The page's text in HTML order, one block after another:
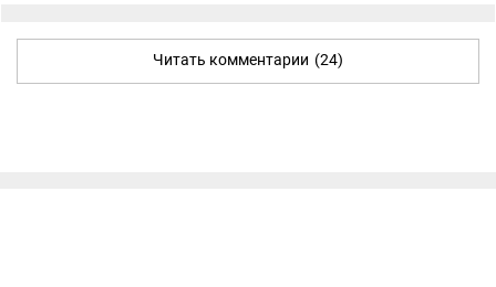
Читать комментарии (24)